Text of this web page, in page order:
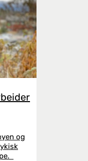
og